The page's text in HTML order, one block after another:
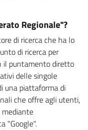
Regionale"?
di ricerca che ha lo
di ricerca per
il puntamento diretto
delle singole
una piattaforma di
che offre agli utenti,
"Google".